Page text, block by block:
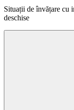
Situații de învățare cu
deschise